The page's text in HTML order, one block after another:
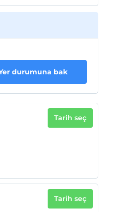
durumuna bak
Tarih seç
Tarih seç